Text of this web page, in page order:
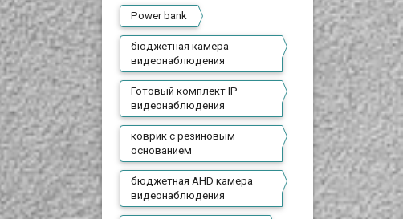
Power bank
бюджетная камера
видеонаблюдения
Готовый комплект IP
видеонаблюдения
коврик с резиновым
основанием
бюджетная AHD камера
видеонаблюдения